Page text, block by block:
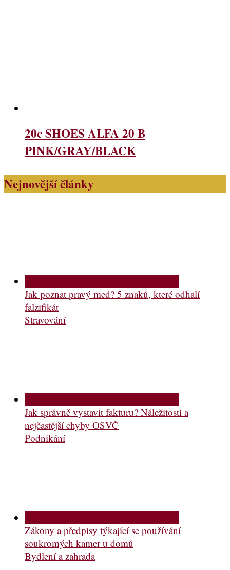
20c SHOES ALFA 20 B
PINK/GRAY/BLACK
Nejnovější články
Jak poznat pravý med? 5 znaků, které odhalí
falzifikát
Stravování
Jak správně vystavit fakturu? Náležitosti a
nejčastější chyby OSVČ
Podnikání
Zákony a předpisy týkající se používání
soukromých kamer u domů
Bydlení a zahrada